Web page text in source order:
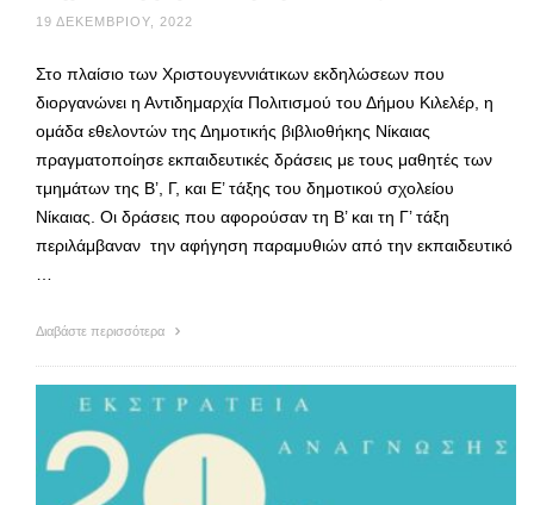
19 ΔΕΚΕΜΒΡΊΟΥ, 2022
Στο πλαίσιο των Χριστουγεννιάτικων εκδηλώσεων που
διοργανώνει η Αντιδημαρχία Πολιτισμού του Δήμου Κιλελέρ, η
ομάδα εθελοντών της Δημοτικής βιβλιοθήκης Νίκαιας
πραγματοποίησε εκπαιδευτικές δράσεις με τους μαθητές των
τμημάτων της Β’, Γ, και Ε’ τάξης του δημοτικού σχολείου
Νίκαιας. Οι δράσεις που αφορούσαν τη Β’ και τη Γ’ τάξη
περιλάμβαναν την αφήγηση παραμυθιών από την εκπαιδευτικό
Διαβάστε περισσότερα